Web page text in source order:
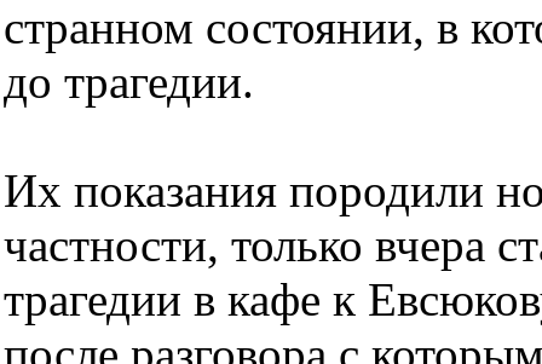
странном состоянии, в
до трагедии.
Их показания породили
частности, только вчера
трагедии в кафе к